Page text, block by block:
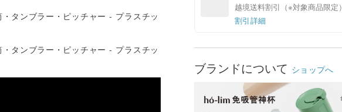
越境送料割引（※対象商品限定）
割引詳細
ブランドについて ショップへ